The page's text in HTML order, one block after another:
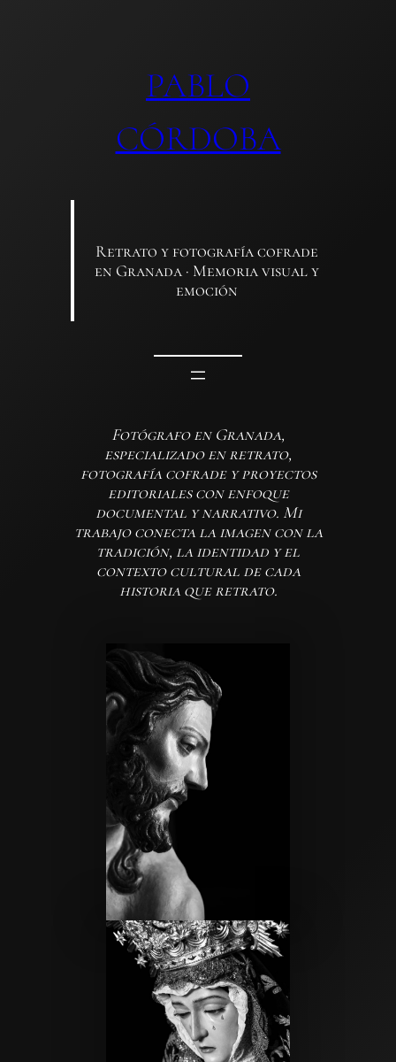
PABLO
CÓRDOBA
Retrato y fotografía cofrade
en Granada · Memoria visual y
emoción
Fotógrafo en Granada,
especializado en retrato,
fotografía cofrade y proyectos
editoriales con enfoque
documental y narrativo. Mi
trabajo conecta la imagen con la
tradición, la identidad y el
contexto cultural de cada
historia que retrato.